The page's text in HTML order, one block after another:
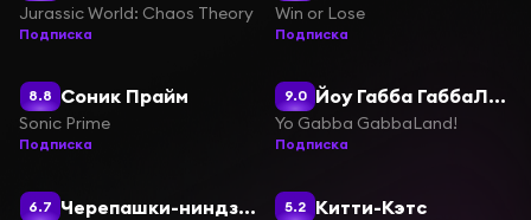
Jurassic World: Chaos Theory
Подписка
Win or Lose
Подписка
8.8 Соник Прайм
Sonic Prime
Подписка
9.0 Йоу Габба ГаббаЛандия!
Yo Gabba GabbaLand!
Подписка
6.7 Черепашки-ниндзя: истории 5.2 Китти-Кэтс